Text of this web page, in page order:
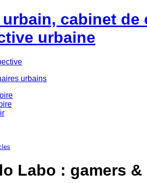
cabinet de
urbaine
urbains
Labo : gamers